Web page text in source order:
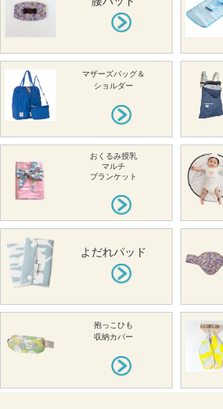
マザーズバッグ＆
ショルダー
おくるみ授乳
マルチ
ブランケット
よだれパッド
抱っこひも
収納カバー